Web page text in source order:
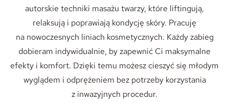
autorskie techniki masażu twarzy, które liftingują,
relaksują i poprawiają kondycję skóry. Pracuję
na nowoczesnych liniach kosmetycznych. Każdy zabieg
dobieram indywidualnie, by zapewnić Ci maksymalne
efekty i komfort. Dzięki temu możesz cieszyć się młodym
wyglądem i odprężeniem bez potrzeby korzystania
z inwazyjnych procedur.